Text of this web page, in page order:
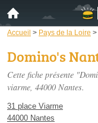
Accueil > Pays de la Loire >
Domino's
Cette fiche présente
viarme, 44000 Nantes.
31 place Viarme
44000 Nantes